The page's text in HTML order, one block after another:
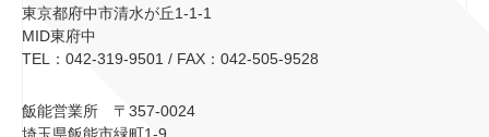
東京都府中市清水が丘1-1-1
MID東府中
TEL：042-319-9501 / FAX：042-505-9528
飯能営業所 〒357-0024